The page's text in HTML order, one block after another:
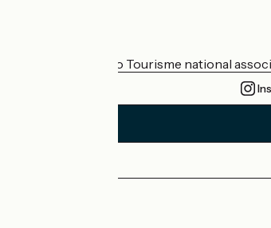
The France Vélo Tourisme national